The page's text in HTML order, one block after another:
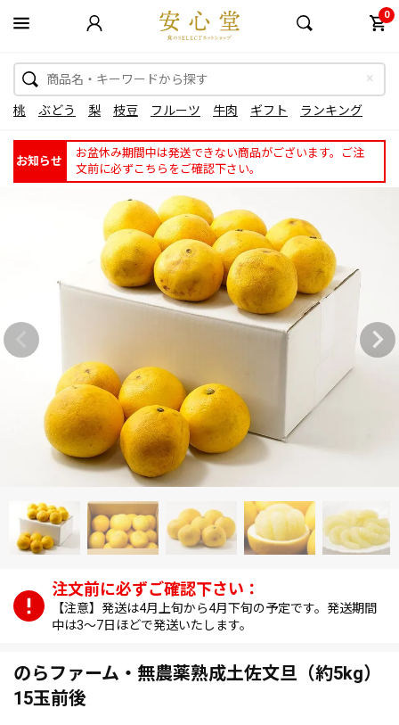
0
桃 ぶどう 梨 枝豆 フルーツ 牛肉 ギフト ランキング
お知らせ
お盆休み期間中は発送できない商品がございます。ご注
文前に必ずこちらをご確認下さい。
【注意】発送は4月上旬から4月下旬の予定です。発送期間
中は3～7日ほどで発送いたします。
のらファーム・無農薬熟成土佐文旦（約5kg）
15玉前後